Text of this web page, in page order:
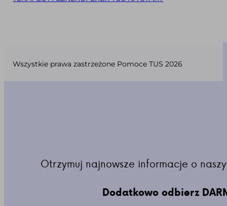
Wszystkie prawa zastrzeżone Pomoce TUS 2026
Otrzymuj najnowsze informacje o
Dodatkowo odbierz